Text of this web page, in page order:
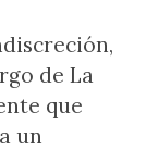
de La
que
un